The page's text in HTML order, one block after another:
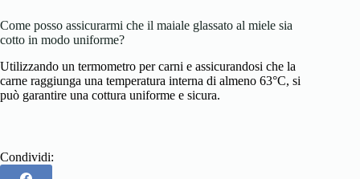
Come posso assicurarmi che il maiale glassato al miele sia
cotto in modo uniforme?
Utilizzando un termometro per carni e assicurandosi che la
carne raggiunga una temperatura interna di almeno 63°C, si
può garantire una cottura uniforme e sicura.
Condividi: